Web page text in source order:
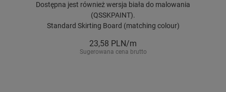
Dostępna jest również wersja biała do malowania
(QSSKPAINT).
Standard Skirting Board (matching colour)
23,58 PLN/m
Sugerowana cena brutto